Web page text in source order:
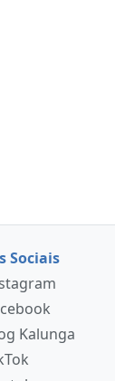
Sociais
Kalunga